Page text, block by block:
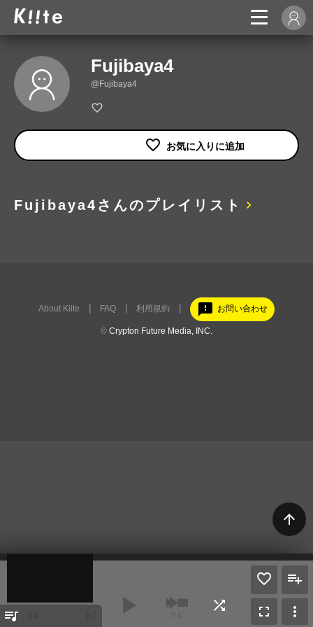
Fujibaya4
@Fujibaya4
Fujibaya4さんのプレイリスト
arrow_upward
About Kiite FAQ 利用規約 feedback お問い合わせ
© Crypton Future Media, INC.
queue_music play_arrow サビ
shuffle fullscreen more_vert